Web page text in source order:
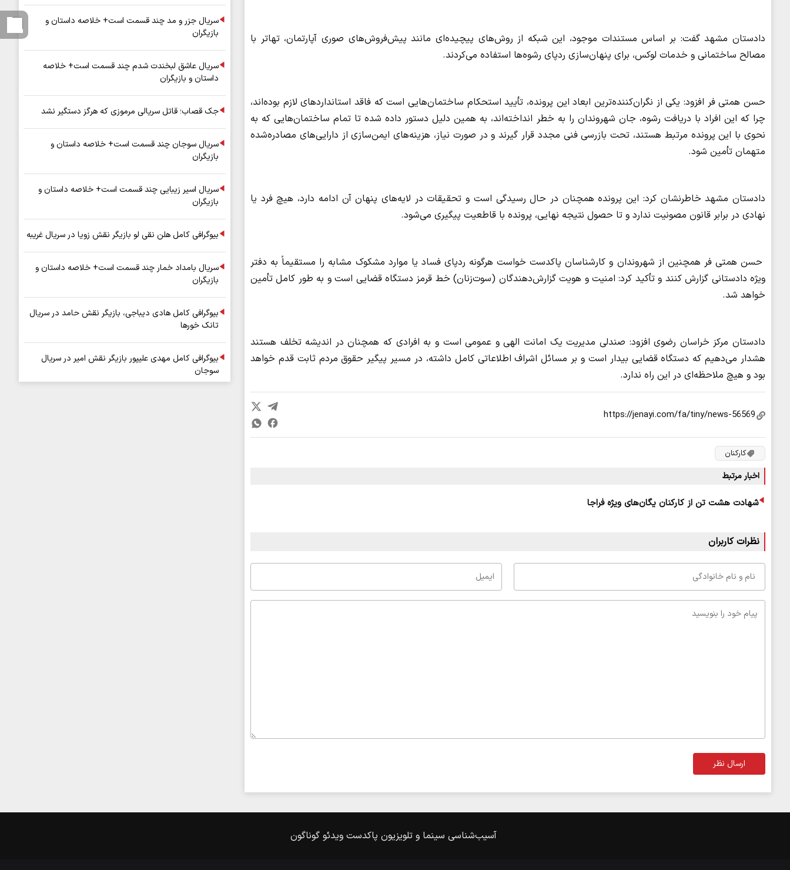
دادستان مشهد گفت: بر اساس مستندات موجود، این شبکه از روش‌های پیچیده‌ای مانند پیش‌فروش‌های صوری آپارتمان، تهاتر با
مصالح ساختمانی و خدمات لوکس، برای پنهان‌سازی ردپای رشوه‌ها استفاده می‌کردند.
حسن همتی فر افزود: یکی از نگران‌کننده‌ترین ابعاد این پرونده، تأیید استحکام ساختمان‌هایی است که فاقد استانداردهای لازم بوده‌اند،
چرا که این افراد با دریافت رشوه، جان شهروندان را به خطر انداخته‌اند، به همین دلیل دستور داده شده تا تمام ساختمان‌هایی که به
نحوی با این پرونده مرتبط هستند، تحت بازرسی فنی مجدد قرار گیرند و در صورت نیاز، هزینه‌های ایمن‌سازی از دارایی‌های مصادره‌شده
متهمان تأمین شود.
دادستان مشهد خاطرنشان کرد: این پرونده همچنان در حال رسیدگی است و تحقیقات در لایه‌های پنهان آن ادامه دارد، هیچ فرد یا
نهادی در برابر قانون مصونیت ندارد و تا حصول نتیجه نهایی، پرونده با قاطعیت پیگیری می‌شود.
حسن همتی فر همچنین از شهروندان و کارشناسان پاکدست خواست هرگونه ردپای فساد یا موارد مشکوک مشابه را مستقیماً به دفتر
ویژه دادستانی گزارش کنند و تأکید کرد: امنیت و هویت گزارش‌دهندگان (سوت‌زنان) خط قرمز دستگاه قضایی است و به طور کامل تأمین
خواهد شد.
دادستان مرکز خراسان رضوی افزود: صندلی مدیریت یک امانت الهی و عمومی است و به افرادی که همچنان در اندیشه تخلف هستند
هشدار می‌دهیم که دستگاه قضایی بیدار است و بر مسائل اشراف اطلاعاتی کامل داشته، در مسیر پیگیر حقوق مردم ثابت قدم خواهد
بود و هیچ ملاحظه‌ای در این راه ندارد.
کارکنان
اخبار مرتبط
شهادت هشت تن از کارکنان یگان‌های ویژه فراجا
نظرات کاربران
ارسال نظر
سریال جزر و مد چند قسمت است+ خلاصه داستان و
بازیگران
سریال عاشق لبخندت شدم چند قسمت است+ خلاصه
داستان و بازیگران
جک قصاب؛ قاتل سریالی مرموزی که هرگز دستگیر نشد
سریال سوجان چند قسمت است+ خلاصه داستان و
بازیگران
سریال اسیر زیبایی چند قسمت است+ خلاصه داستان و
بازیگران
بیوگرافی کامل هلن نقی لو بازیگر نقش زویا در سریال غریبه
سریال بامداد خمار چند قسمت است+ خلاصه داستان و
بازیگران
بیوگرافی کامل هادی دیباجی، بازیگر نقش حامد در سریال
تانک خورها
بیوگرافی کامل مهدی علیپور بازیگر نقش امیر در سریال
سوجان
آسیب‌شناسی سینما و تلویزیون پاکدست ویدئو گوناگون